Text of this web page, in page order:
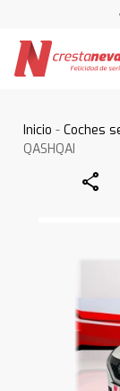
Inicio -Coches
QASHQAI
Share